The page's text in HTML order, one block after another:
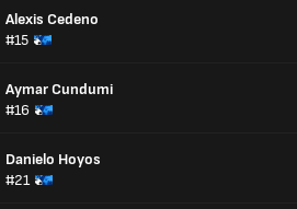
Alexis Cedeno
#15
Aymar Cundumi
#16
Danielo Hoyos
#21